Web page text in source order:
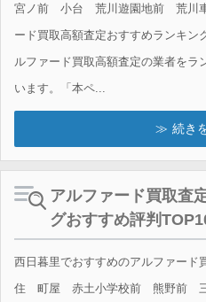
宮ノ前 小台 荒川遊園地前 荒川
ード買取高額査定おすすめランキン
ルファード買取高額査定の業者をラ
います。「本ペ...
続き
アルファード買取査
グおすすめ評判
西日暮里でおすすめのアルファー
住 町屋 赤土小学校前 熊野前